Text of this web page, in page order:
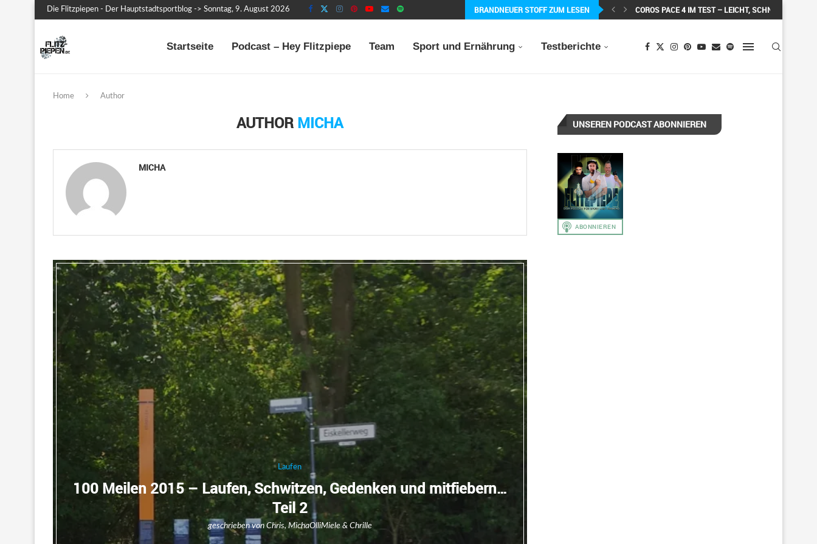
Die Flitzpiepen - Der Hauptstadtsportblog -> Sonntag, 9. August 2026 BRANDNEUER STOFF ZUM LESEN MEIN ERSTER MARATHON: 42,195 KILOMETER PURE
Startseite Podcast – Hey Flitzpiepe Team Sport und Ernährung Testberichte
Home Author
AUTHOR MICHA
MICHA
Laufen
100 Meilen 2015 – Laufen, Schwitzen, Gedenken und mitfiebern…
Teil 2
geschrieben von Chris, MichaOlliMiele& Chrille
UNSEREN PODCAST ABONNIEREN